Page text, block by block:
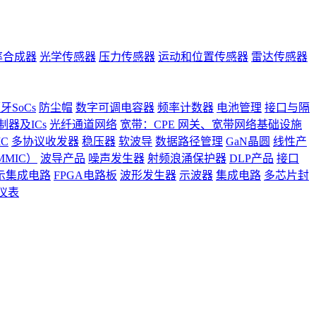
合成器 光学传感器 压力传感器 运动和位置传感器 雷达传感器
SoCs 防尘帽 数字可调电容器 频率计数器 电池管理 接口与隔
器及ICs 光纤通道网络 宽带：CPE 网关、宽带网络基础设施
多协议收发器 稳压器 软波导 数据路径管理 GaN晶圆 线性产
）
波导产品 噪声发生器 射频浪涌保护器 DLP产品 接口
集成电路 FPGA电路板 波形发生器 示波器 集成电路 多芯片封
表